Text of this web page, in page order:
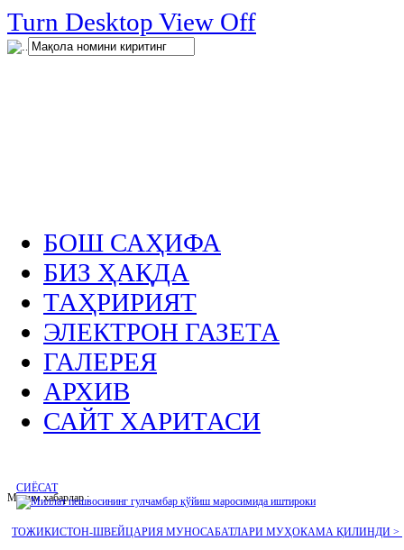
Turn Desktop View Off
.
БОШ САҲИФА
БИЗ ҲАҚДА
ТАҲРИРИЯТ
ЭЛЕКТРОН ГАЗЕТА
ГАЛЕРЕЯ
АРХИВ
САЙТ ХАРИТАСИ
Муҳим хабарлар :
ТОЖИКИСТОН-ШВЕЙЦАРИЯ МУНОСАБАТЛАРИ МУҲОКАМА ҚИЛИНДИ >
СИЁСАТ